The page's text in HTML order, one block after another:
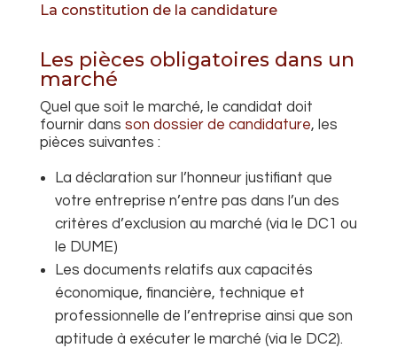
La constitution de la candidature
Les pièces obligatoires dans un
marché
Quel que soit le marché, le candidat doit
fournir dans son dossier de candidature, les
pièces suivantes :
La déclaration sur l’honneur justifiant que
votre entreprise n’entre pas dans l’un des
critères d’exclusion au marché (via le DC1 ou
le DUME)
Les documents relatifs aux capacités
économique, financière, technique et
professionnelle de l’entreprise ainsi que son
aptitude à exécuter le marché (via le DC2).